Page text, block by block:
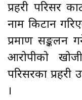
प्रहरी परिसर
नाम किटान
प्रमाण सङ्कलन
आरोपीको
परिसरका प्रहरी
।